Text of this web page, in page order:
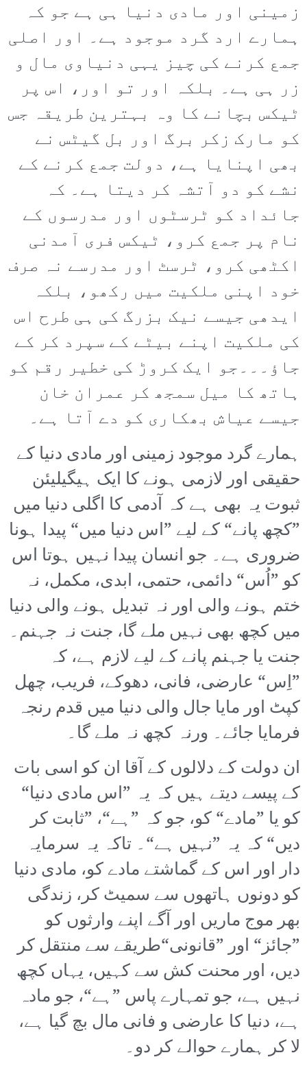
زمینی اور مادی دنیا ہی ہے جو کہ
ہمارے ارد گرد موجود ہے۔ اور اصلی
جمع کرنے کی چیز یہی دنیاوی مال و
زر ہی ہے۔ بلکہ اور تو اور، اس پر
ٹیکس بچانے کا وہ بہترین طریقہ جس
کو مارک زکر برگ اور بل گیٹس نے
بھی اپنایا ہے، دولت جمع کرنے کے
نشے کو دو آتشہ کر دیتا ہے۔ کہ
جائداد کو ٹرسٹوں اور مدرسوں کے
نام پر جمع کرو، ٹیکس فری آمدنی
اکٹھی کرو، ٹرسٹ اور مدرسے نہ صرف
خود اپنی ملکیت میں رکھو، بلکہ
ایدھی جیسے نیک بزرگ کی ہی طرح اس
کی ملکیت اپنے بیٹے کے سپرد کر کے
جاؤ۔۔۔جو ایک کروڑ کی خطیر رقم کو
ہاتھ کا میل سمجھ کر عمران خان
جیسے عیاش بھکاری کو دے آتا ہے۔
ہمارے گرد موجود زمینی اور مادی دنیا کے
حقیقی اور لازمی ہونے کا ایک ہیگیلیئن
ثبوت یہ بھی ہے کہ آدمی کا اگلی دنیا میں
”کچھ پانے“ کے لیے ”اس دنیا میں“ پیدا ہونا
ضروری ہے۔ جو انسان پیدا نہیں ہوتا اس
کو ”اُس“ دائمی، حتمی، ابدی، مکمل، نہ
ختم ہونے والی اور نہ تبدیل ہونے والی دنیا
میں کچھ بھی نہیں ملے گا، جنت نہ جہنم۔
جنت یا جہنم پانے کے لیے لازم ہے، کہ
”اِس“ عارضی، فانی، دھوکے، فریب، چھل
کپٹ اور مایا جال والی دنیا میں قدم رنجہ
فرمایا جائے۔ ورنہ کچھ نہ ملے گا۔
ان دولت کے دلالوں کے آقا ان کو اسی بات
کے پیسے دیتے ہیں کہ یہ ”اس مادی دنیا“
کو یا ”مادے“ کو، جو کہ ”ہے“، ”ثابت کر
دیں“ کہ یہ ”نہیں ہے“۔ تاکہ یہ سرمایہ
دار اور اس کے گماشتے مادے کو، مادی دنیا
کو دونوں ہاتھوں سے سمیٹ کر، زندگی
بھر موج ماریں اور آگے اپنے وارثوں کو
”جائز“ اور ”قانونی“طریقے سے منتقل کر
دیں، اور محنت کش سے کہیں، یہاں کچھ
نہیں ہے، جو تمہارے پاس ”ہے“، جو مادہ
ہے، دنیا کا عارضی و فانی مال بچ گیا ہے،
لا کر ہمارے حوالے کر دو۔